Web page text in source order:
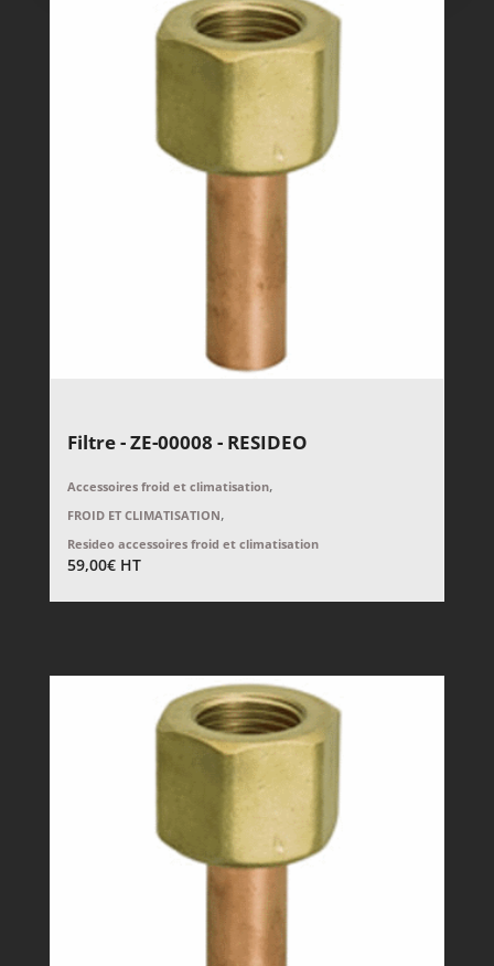
Filtre - ZE-00008 - RESIDEO
Accessoires froid et climatisation,
FROID ET CLIMATISATION,
Resideo accessoires froid et climatisation
59,00€ HT